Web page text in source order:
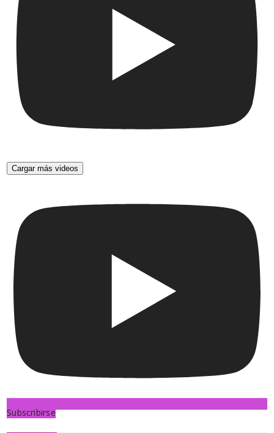
Cargar más videos
Subscribirse